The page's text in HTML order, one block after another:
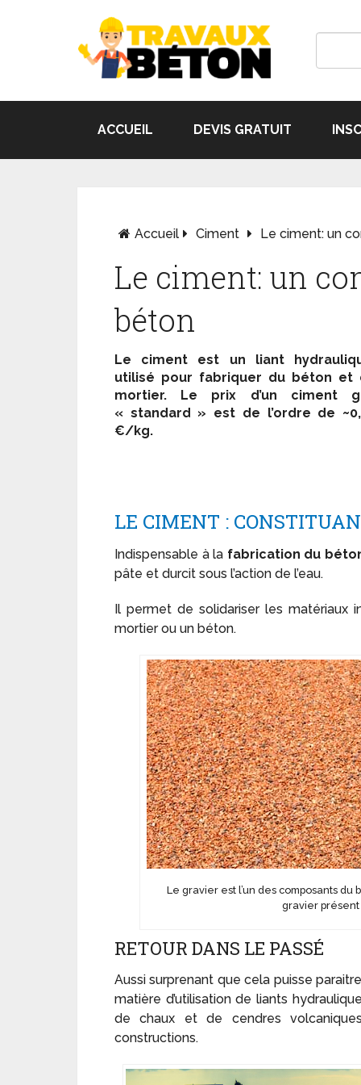
ACCUEIL DEVIS GRATUIT
Accueil Ciment Le ciment: un
Le ciment: un
béton
Le ciment est un liant
utilisé pour fabriquer du béton et
mortier. Le prix d’un ciment
« standard » est de l’ordre de
€/kg.
LE CIMENT :
Indispensable à la fabrication du
pâte et durcit sous l’action de l’eau.
Il permet de solidariser les matériaux
mortier ou un béton.
Le gravier est l’un des composants
gravier
RETOUR DANS LE PASSÉ
Aussi surprenant que cela puisse
matière d’utilisation de liants
de chaux et de cendres
constructions.